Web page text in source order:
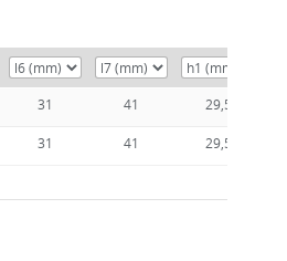
31 41 29,5
31 41 29,5